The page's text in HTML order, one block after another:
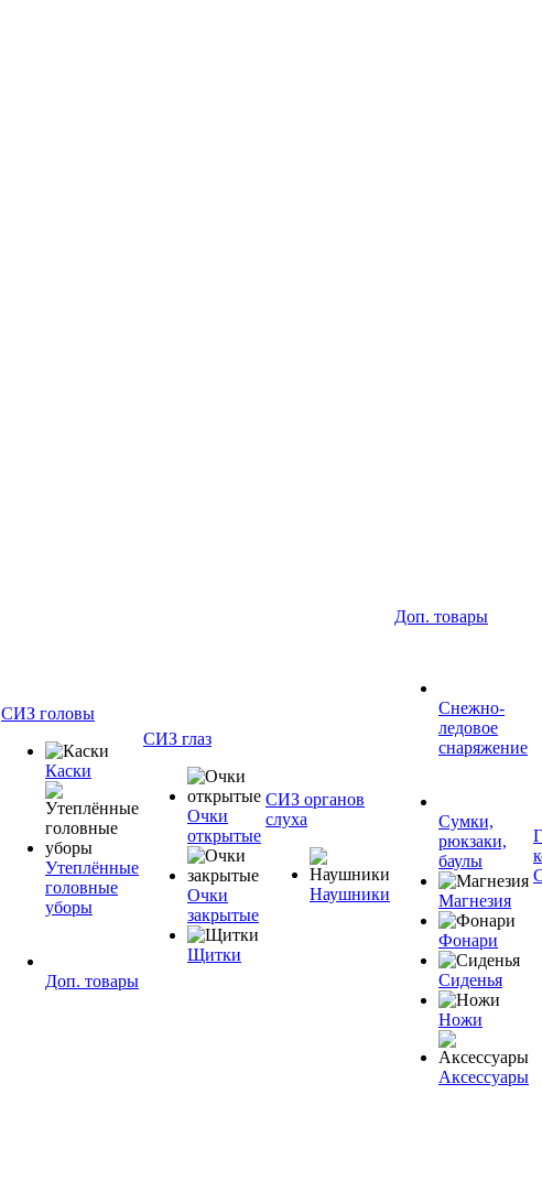
СИЗ головы
Каски
Утеплённые
головные
уборы
Доп. товары
СИЗ глаз
Очки
открытые
Очки
закрытые
Щитки
СИЗ органов
слуха
Наушники
Доп. товары
Снежно-
ледовое
снаряжение
Сумки,
рюкзаки,
баулы
Магнезия
Фонари
Сиденья
Ножи
Аксессуары